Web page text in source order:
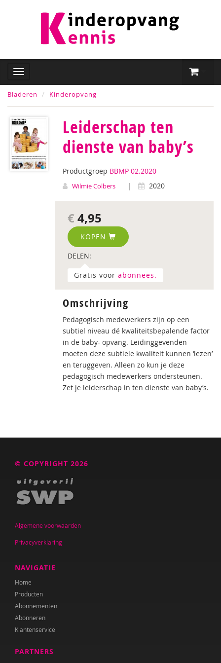
Bladeren Kinderopvang
Leiderschap ten
dienste van baby’s
Productgroep BBMP 02.2020
Wilmie Colbers | 2020
€ 4,95
KOPEN
DELEN:
Gratis voor abonnees.
Omschrijving
Pedagogisch medewerkers zijn op een
subtiel niveau dé kwaliteitsbepalende factor
in de baby- opvang. Leidinggevenden
moeten deze subtiele kwaliteit kunnen ‘lezen’
en teruggeven. Alleen zo kun je deze
pedagogisch medewerkers ondersteunen.
Zet je leiderschap in ten dienste van baby’s.
© COPYRIGHT 2026
Algemene voorwaarden
Privacyverklaring
NAVIGATIE
Home
Producten
Abonnementen
Abonneren
Klantenservice
PARTNERS